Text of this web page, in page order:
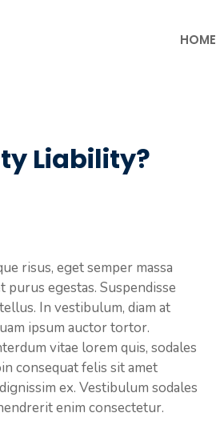
HOME
Liability?
risus, eget semper massa
egestas. Suspendisse
In vestibulum, diam at
ipsum auctor tortor.
vitae lorem quis, sodales
consequat felis sit amet
ex. Vestibulum sodales
enim consectetur.